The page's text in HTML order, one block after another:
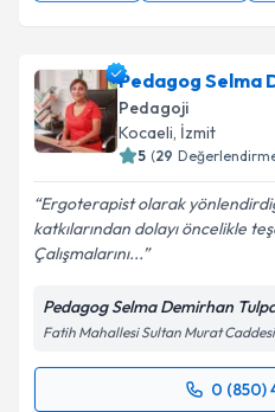
Pedagog Selma
Pedagoji
Kocaeli, İzmit
5 (29
Ergoterapist olarak
katkılarından dolayı öncelikle
Çalışmalarını...
Pedagog Selma Demirhan
Fatih Mahallesi Sultan Murat
0 (850)
Randevu Takvimi